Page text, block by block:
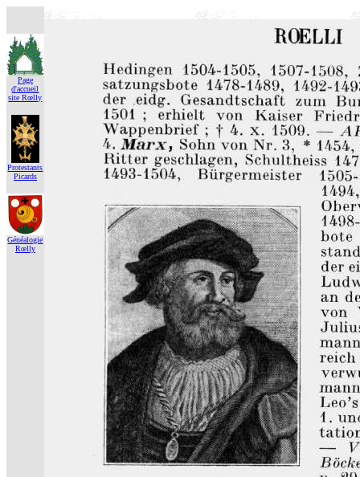
Page
d'accueil
site Rœlly
Protestants
Picards
Généalogie
Rœlly